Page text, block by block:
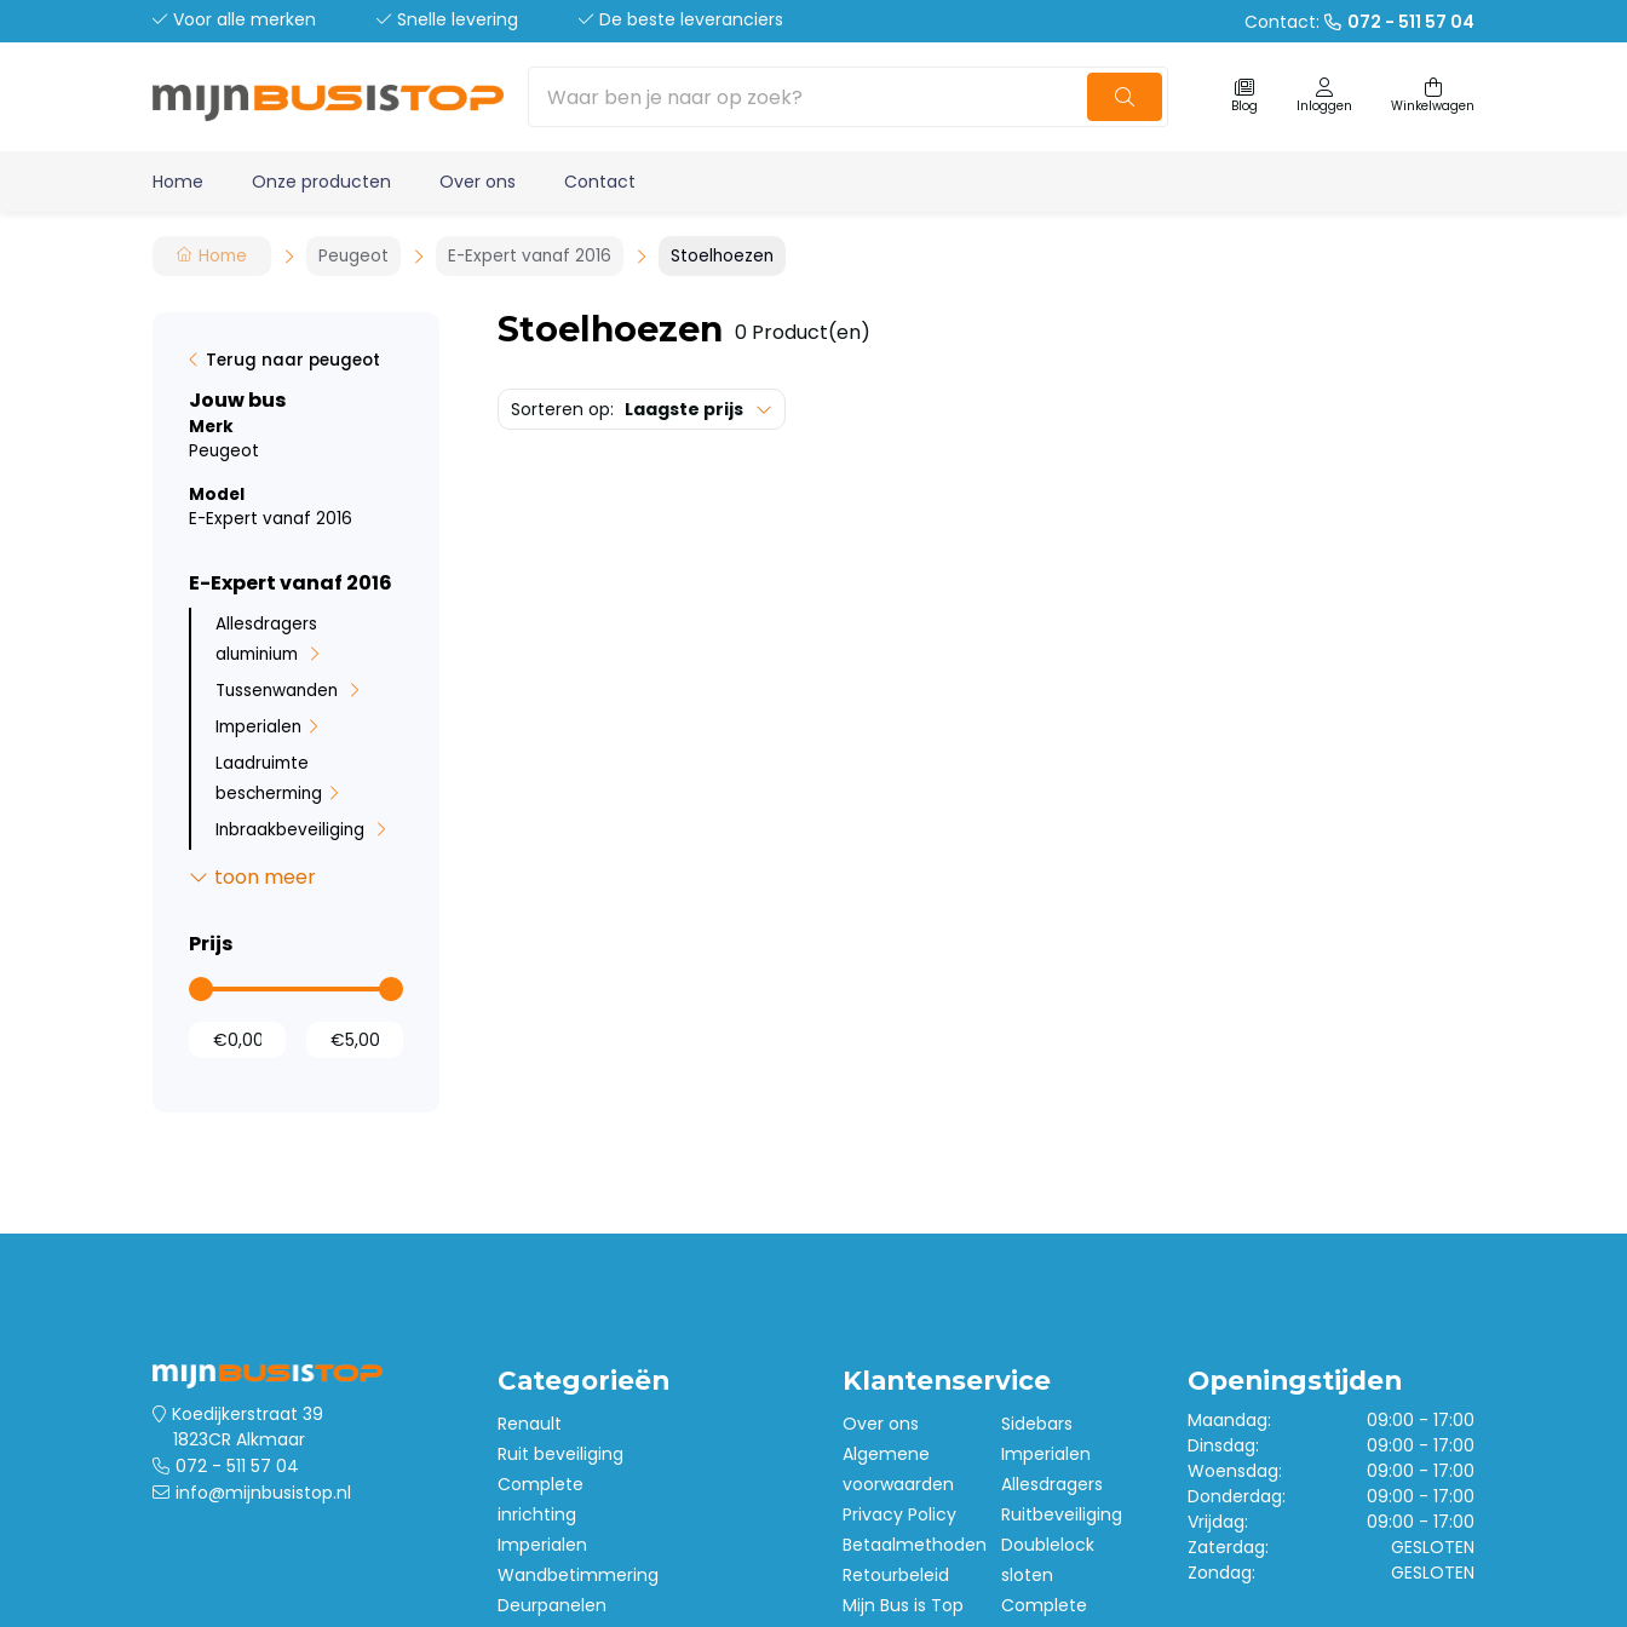
Voor alle merken Snelle levering De beste leveranciers Contact: 072 - 511 57 04
Blog Inloggen Winkelwagen
Home Onze producten Over ons Contact
Home Peugeot E-Expert vanaf 2016 Stoelhoezen
Terug naar peugeot
Jouw bus
Merk
Peugeot
Model
E-Expert vanaf 2016
E-Expert vanaf 2016
Allesdragers
aluminium
Tussenwanden
Imperialen
Laadruimte
bescherming
Inbraakbeveiliging
Backbar
ladesystemen
Stoelhoezen
toon meer
Prijs
Stoelhoezen 0 Product(en)
Sorteren op: Laagste prijs
Koedijkerstraat 39
1823CR Alkmaar
072 - 511 57 04
info@mijnbusistop.nl
Categorieën
Renault
Ruit beveiliging
Complete
inrichting
Imperialen
Wandbetimmering
Deurpanelen
Klantenservice
Over ons
Algemene
voorwaarden
Privacy Policy
Betaalmethoden
Retourbeleid
Mijn Bus is Top
Sidebars
Imperialen
Allesdragers
Ruitbeveiliging
Doublelock
sloten
Complete
Openingstijden
Maandag:
09:00 - 17:00
Dinsdag:
09:00 - 17:00
Woensdag:
09:00 - 17:00
Donderdag:
09:00 - 17:00
Vrijdag:
09:00 - 17:00
Zaterdag:
GESLOTEN
Zondag:
GESLOTEN